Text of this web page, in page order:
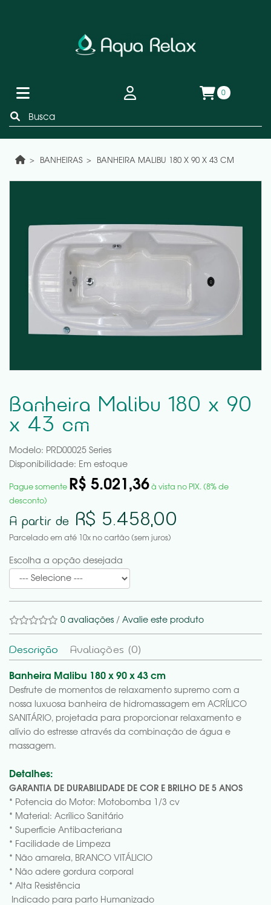
0
BANHEIRAS BANHEIRA MALIBU 180 X 90 X 43 CM
Banheira Malibu 180 x 90
x 43 cm
Modelo: PRD00025 Series
Disponibilidade: Em estoque
A partir de R$ 5.458,00
Parcelado em até 10x no cartão (sem juros)
Pague somente R$ 5.021,36 à vista no PIX. (8% de
desconto)
Escolha a opção desejada
0 avaliações / Avalie este produto
Descrição Avaliações (0)
Banheira Malibu 180 x 90 x 43 cm
Desfrute de momentos de relaxamento supremo com a
nossa luxuosa banheira de hidromassagem em ACRÍLICO
SANITÁRIO, projetada para proporcionar relaxamento e
alívio do estresse através da combinação de água e
massagem.
Detalhes:
GARANTIA DE DURABILIDADE DE COR E BRILHO DE 5 ANOS
* Potencia do Motor: Motobomba 1/3 cv
* Material: Acrílico Sanitário
* Superfície Antibacteriana
* Facilidade de Limpeza
* Não amarela, BRANCO VITÁLICIO
* Não adere gordura corporal
* Alta Resistência
Indicado para parto Humanizado